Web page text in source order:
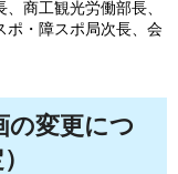
商工観光労働部長、
ポ・障スポ局次長、会
の変更につ